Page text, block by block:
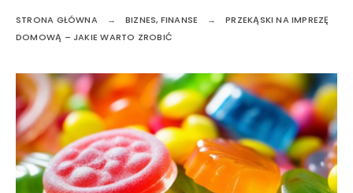
STRONA GŁÓWNA BIZNES, FINANSE
PRZEKĄSKI NA IMPREZĘ
DOMOWĄ – JAKIE WARTO ZROBIĆ